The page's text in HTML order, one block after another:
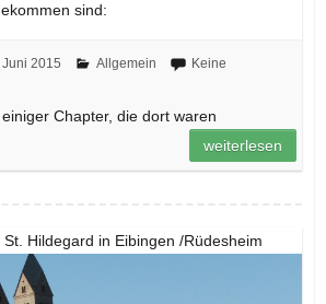
sind:
Juni 2015 Allgemein
Keine
Chapter, die dort waren
weiterlesen
Hildegard in Eibingen /Rüdesheim